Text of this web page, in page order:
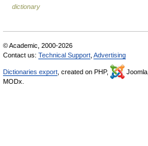
dictionary
© Academic, 2000-2026
Contact us: Technical Support Advertising
Dictionaries export , created on PHP, Joomla,
MODx.